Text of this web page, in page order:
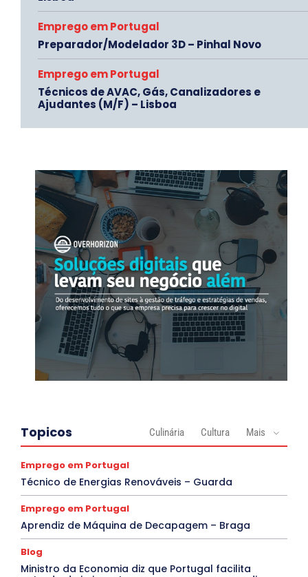
Emprego em Portugal
Preparador/Modelador 3D – Pinhal Novo
Emprego em Portugal
Técnicos de AVAC, Gás, Canalizadores e
Ajudantes (M/F) – Lisboa
Topicos Culinária Cultura Mais
Emprego em Portugal
Técnico de Energias Renováveis – Guarda
Emprego em Portugal
Aprendiz de Máquina de Decapagem – Braga
Blog
Ministro da Economia diz que Portugal facilita